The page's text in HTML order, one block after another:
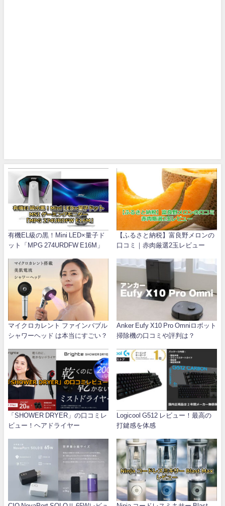
有機EL級の黒！Mini LED×量子ド
ット「MPG 274URDFW E16M」
【ふるさと納税】富良野メロンの
口コミ｜赤肉厳選2玉レビュー
マイクロカレント ファインバブル
シャワーヘッド は本当にすごい？
Anker Eufy X10 Pro Omniロボット
掃除機の口コミや評判は？
「SHOWER DRYER」の口コミレ
ビュー！ヘアドライヤー
Logicool G512 レビュー！最高の
打鍵感を体感